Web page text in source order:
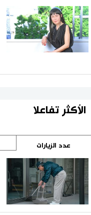
الأكثر تفاعلا
عدد الزيارات